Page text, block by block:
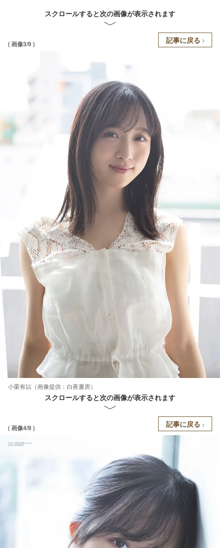
スクロールすると次の画像が表示されます
( 画像3/9 ) 記事に戻る
小栗有以（画像提供：白夜書房）
スクロールすると次の画像が表示されます
( 画像4/9 ) 記事に戻る